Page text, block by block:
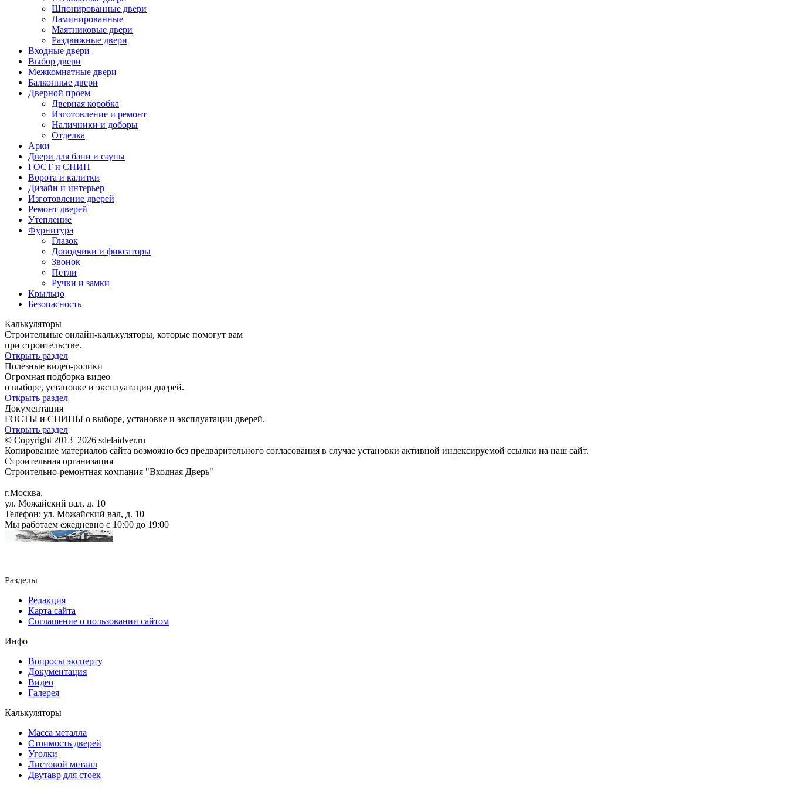
Шпонированные двери
Ламинированные
Маятниковые двери
Раздвижные двери
Входные двери
Выбор двери
Межкомнатные двери
Балконные двери
Дверной проем
Дверная коробка
Изготовление и ремонт
Наличники и доборы
Отделка
Арки
Двери для бани и сауны
ГОСТ и СНИП
Ворота и калитки
Дизайн и интерьер
Изготовление дверей
Ремонт дверей
Утепление
Фурнитура
Глазок
Доводчики и фиксаторы
Звонок
Петли
Ручки и замки
Крыльцо
Безопасность
Калькуляторы
Строительные онлайн-калькуляторы, которые помогут вам
при строительстве.
Открыть раздел
Полезные видео-ролики
Огромная подборка видео
о выборе, установке и эксплуатации дверей.
Открыть раздел
Документация
ГОСТЫ и СНИПЫ о выборе, установке и эксплуатации дверей.
Открыть раздел
© Copyright 2013–2026 sdelaidver.ru
Копирование материалов сайта возможно без предварительного согласования в случае установки активной индексируемой ссылки на наш сайт.
Строительная организация
Строительно-ремонтная компания "Входная Дверь"
г.Москва,
ул. Можайский вал, д. 10
Телефон: ул. Можайский вал, д. 10
Мы работаем ежедневно с 10:00 до 19:00
Разделы
Редакция
Карта сайта
Соглашение о пользовании сайтом
Инфо
Вопросы эксперту
Документация
Видео
Галерея
Калькуляторы
Масса металла
Стоимость дверей
Уголки
Листовой металл
Двутавр для стоек